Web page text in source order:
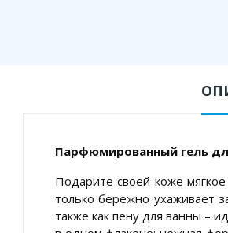
Парфюмированный гель
Подарите своей коже
только бережно ухаживает
также как пену для ванны –